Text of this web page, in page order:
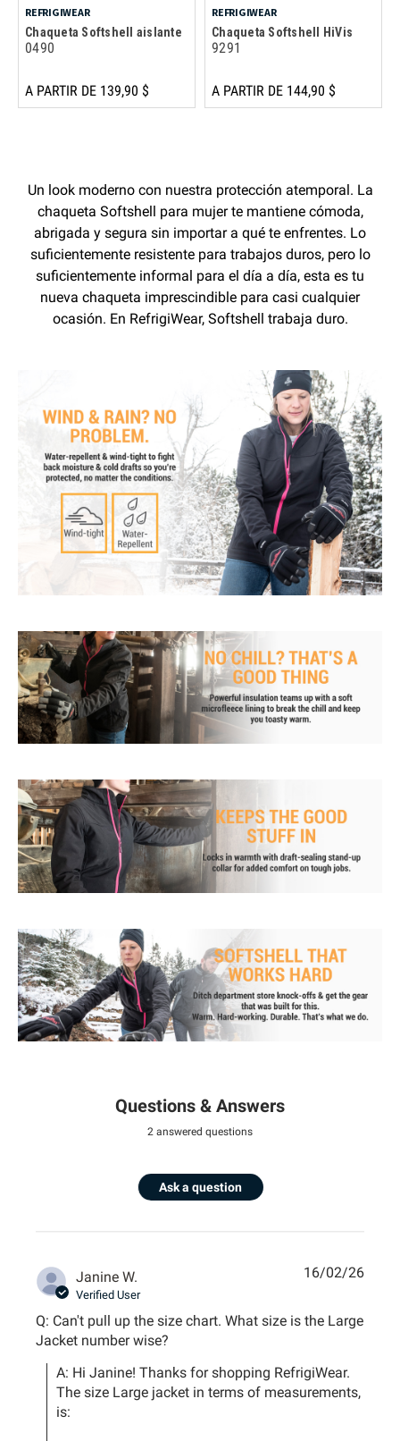
REFRIGIWEAR
Chaqueta Softshell aislante
0490
A PARTIR DE 139,90 $
REFRIGIWEAR
Chaqueta Softshell HiVis
9291
A PARTIR DE 144,90 $
Un look moderno con nuestra protección atemporal. La
chaqueta Softshell para mujer te mantiene cómoda,
abrigada y segura sin importar a qué te enfrentes. Lo
suficientemente resistente para trabajos duros, pero lo
suficientemente informal para el día a día, esta es tu
nueva chaqueta imprescindible para casi cualquier
ocasión. En RefrigiWear, Softshell trabaja duro.
Questions & Answers
2 answered questions
Ask a question
Janine W.
Verified User
Q: Can't pull up the size chart. What size is the Large
Jacket number wise?
A: Hi Janine! Thanks for shopping RefrigiWear.
The size Large jacket in terms of measurements,
is:
16/02/26